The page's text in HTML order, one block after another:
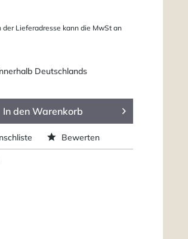
Lieferadresse kann die MwSt an
Deutschlands
In den Warenkorb
Bewerten